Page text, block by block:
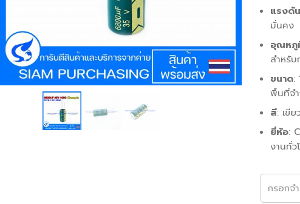
แรงดั
มั่นคง
อุณหภู
สำหรับ
ขนาด:
พื้นที่จ
สี: เขีย
ยี่ห้อ:
งานทั่ว